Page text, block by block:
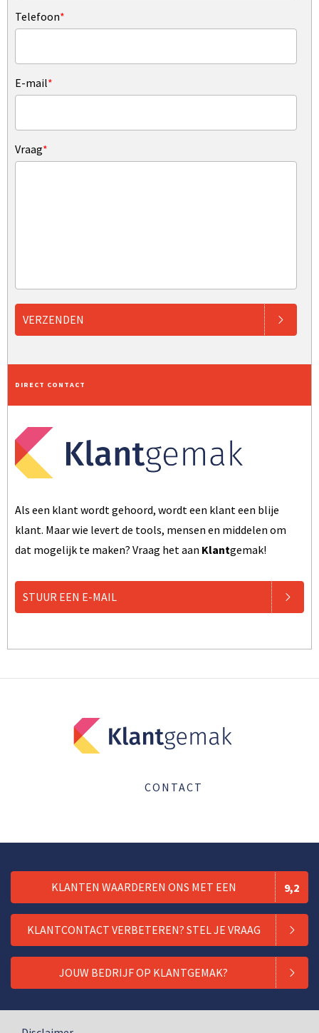
Telefoon*
E-mail*
Vraag*
VERZENDEN
DIRECT CONTACT
Als een klant wordt gehoord, wordt een klant een blije
klant. Maar wie levert de tools, mensen en middelen om
dat mogelijk te maken? Vraag het aan Klantgemak!
STUUR EEN E-MAIL
CONTACT
KLANTEN WAARDEREN ONS MET EEN 9,2
KLANTCONTACT VERBETEREN? STEL JE VRAAG
JOUW BEDRIJF OP KLANTGEMAK?